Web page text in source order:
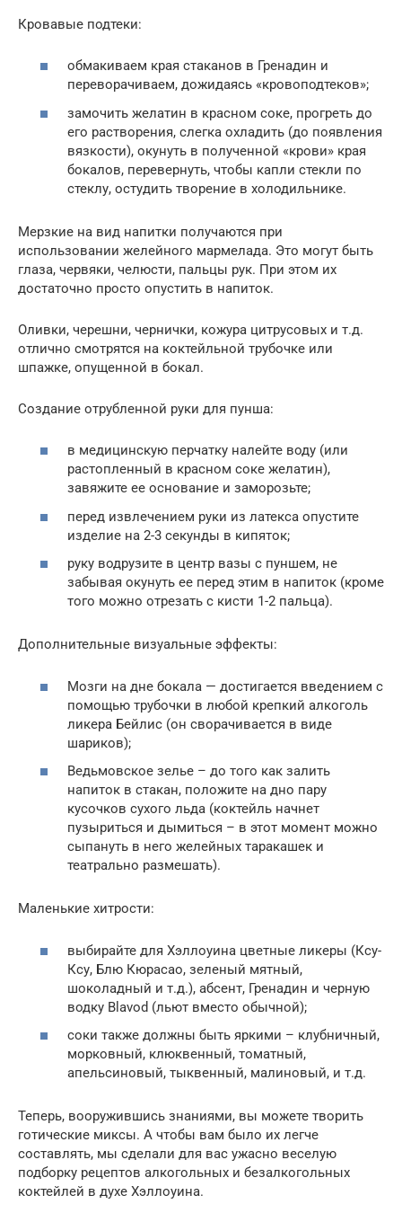
Кровавые подтеки:
обмакиваем края стаканов в Гренадин и
переворачиваем, дожидаясь «кровоподтеков»;
замочить желатин в красном соке, прогреть до
его растворения, слегка охладить (до появления
вязкости), окунуть в полученной «крови» края
бокалов, перевернуть, чтобы капли стекли по
стеклу, остудить творение в холодильнике.
Мерзкие на вид напитки получаются при
использовании желейного мармелада. Это могут быть
глаза, червяки, челюсти, пальцы рук. При этом их
достаточно просто опустить в напиток.
Оливки, черешни, чернички, кожура цитрусовых и т.д.
отлично смотрятся на коктейльной трубочке или
шпажке, опущенной в бокал.
Создание отрубленной руки для пунша:
в медицинскую перчатку налейте воду (или
растопленный в красном соке желатин),
завяжите ее основание и заморозьте;
перед извлечением руки из латекса опустите
изделие на 2-3 секунды в кипяток;
руку водрузите в центр вазы с пуншем, не
забывая окунуть ее перед этим в напиток (кроме
того можно отрезать с кисти 1-2 пальца).
Дополнительные визуальные эффекты:
Мозги на дне бокала — достигается введением с
помощью трубочки в любой крепкий алкоголь
ликера Бейлис (он сворачивается в виде
шариков);
Ведьмовское зелье – до того как залить
напиток в стакан, положите на дно пару
кусочков сухого льда (коктейль начнет
пузыриться и дымиться – в этот момент можно
сыпануть в него желейных таракашек и
театрально размешать).
Маленькие хитрости:
выбирайте для Хэллоуина цветные ликеры (Ксу-
Ксу, Блю Кюрасао, зеленый мятный,
шоколадный и т.д.), абсент, Гренадин и черную
водку Blavod (льют вместо обычной);
соки также должны быть яркими – клубничный,
морковный, клюквенный, томатный,
апельсиновый, тыквенный, малиновый, и т.д.
Теперь, вооружившись знаниями, вы можете творить
готические миксы. А чтобы вам было их легче
составлять, мы сделали для вас ужасно веселую
подборку рецептов алкогольных и безалкогольных
коктейлей в духе Хэллоуина.